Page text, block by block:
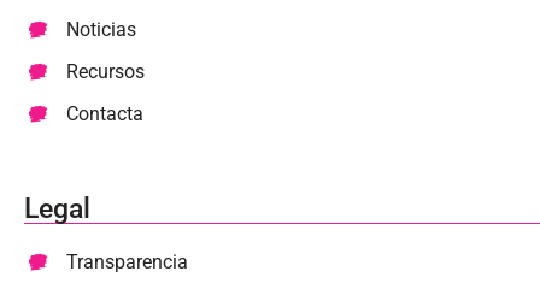
Noticias
Recursos
Contacta
Legal
Transparencia